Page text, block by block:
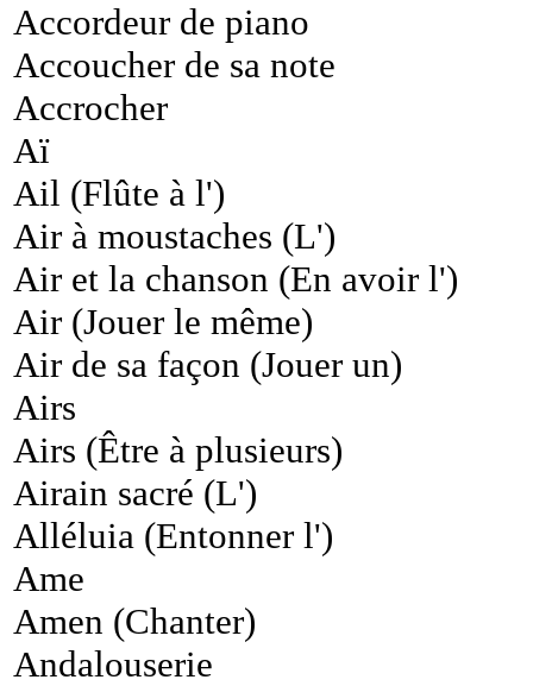
Accordeur de piano
Accoucher de sa note
Accrocher
Aï
Ail (Flûte à l')
Air à moustaches (L')
Air et la chanson (En avoir l')
Air (Jouer le même)
Air de sa façon (Jouer un)
Airs
Airs (Être à plusieurs)
Airain sacré (L')
Alléluia (Entonner l')
Ame
Amen (Chanter)
Andalouserie